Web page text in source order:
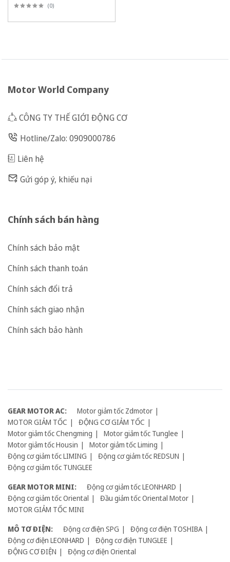
(0)
Motor World Company
CÔNG TY THẾ GIỚI ĐỘNG CƠ
Hotline/Zalo: 0909000786
Liên hệ
Gửi góp ý, khiếu nại
Chính sách bán hàng
Chính sách bảo mật
Chính sách thanh toán
Chính sách đổi trả
Chính sách giao nhận
Chính sách bảo hành
GEAR MOTOR AC:
Motor giảm tốc Zdmotor
MOTOR GIẢM TỐC
ĐỘNG CƠ GIẢM TỐC
Motor giảm tốc Chengming
Motor giảm tốc Tunglee
Motor giảm tốc Housin
Motor giảm tốc Liming
Động cơ giảm tốc LIMING
Động cơ giảm tốc REDSUN
Động cơ giảm tốc TUNGLEE
GEAR MOTOR MINI:
Động cơ giảm tốc LEONHARD
Động cơ giảm tốc Oriental
Đầu giảm tốc Oriental Motor
MOTOR GIẢM TỐC MINI
MÔ TƠ ĐIỆN:
Động cơ điện SPG
Động cơ điện TOSHIBA
Động cơ điện LEONHARD
Động cơ điện TUNGLEE
ĐỘNG CƠ ĐIỆN
Động cơ điện Oriental